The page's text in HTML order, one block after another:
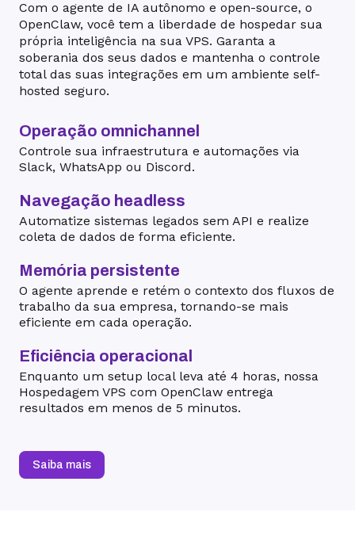
Com o agente de IA autônomo e open-source, o
OpenClaw, você tem a liberdade de hospedar sua
própria inteligência na sua VPS. Garanta a
soberania dos seus dados e mantenha o controle
total das suas integrações em um ambiente self-
hosted seguro.
Operação omnichannel
Controle sua infraestrutura e automações via
Slack, WhatsApp ou Discord.
Navegação headless
Automatize sistemas legados sem API e realize
coleta de dados de forma eficiente.
Memória persistente
O agente aprende e retém o contexto dos fluxos de
trabalho da sua empresa, tornando-se mais
eficiente em cada operação.
Eficiência operacional
Enquanto um setup local leva até 4 horas, nossa
Hospedagem VPS com OpenClaw entrega
resultados em menos de 5 minutos.
Saiba mais